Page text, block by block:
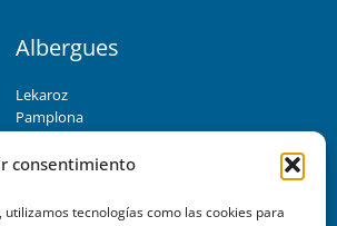
consentimiento
tecnologías como las cookies para
Albergues
Lekaroz
Pamplona
F
a
e
T
w
t
Y
o
t